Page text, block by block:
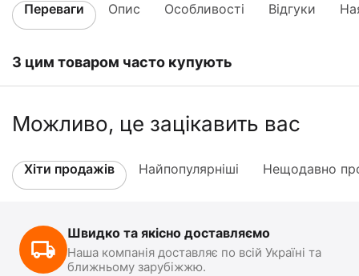
Переваги Опис Особливості Відгуки
З цим товаром часто купують
Можливо, це зацікавить вас
Хіти продажів Найпопулярніші Нещодавно
Швидко та якісно доставляємо
Наша компанія доставляє по всій Україні та
ближньому зарубіжжю.